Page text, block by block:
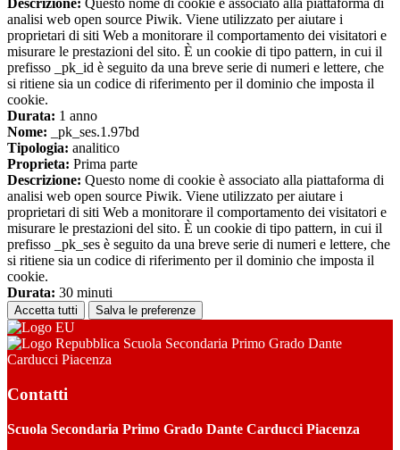
Descrizione: Questo nome di cookie è associato alla piattaforma di
analisi web open source Piwik. Viene utilizzato per aiutare i
proprietari di siti Web a monitorare il comportamento dei visitatori e
misurare le prestazioni del sito. È un cookie di tipo pattern, in cui il
prefisso _pk_id è seguito da una breve serie di numeri e lettere, che
si ritiene sia un codice di riferimento per il dominio che imposta il
cookie.
Durata: 1 anno
Nome: _pk_ses.1.97bd
Tipologia: analitico
Proprieta: Prima parte
Descrizione: Questo nome di cookie è associato alla piattaforma di
analisi web open source Piwik. Viene utilizzato per aiutare i
proprietari di siti Web a monitorare il comportamento dei visitatori e
misurare le prestazioni del sito. È un cookie di tipo pattern, in cui il
prefisso _pk_ses è seguito da una breve serie di numeri e lettere, che
si ritiene sia un codice di riferimento per il dominio che imposta il
cookie.
Durata: 30 minuti
Accetta tutti Salva le preferenze
Scuola Secondaria Primo Grado Dante
Carducci Piacenza
Contatti
Scuola Secondaria Primo Grado Dante Carducci Piacenza